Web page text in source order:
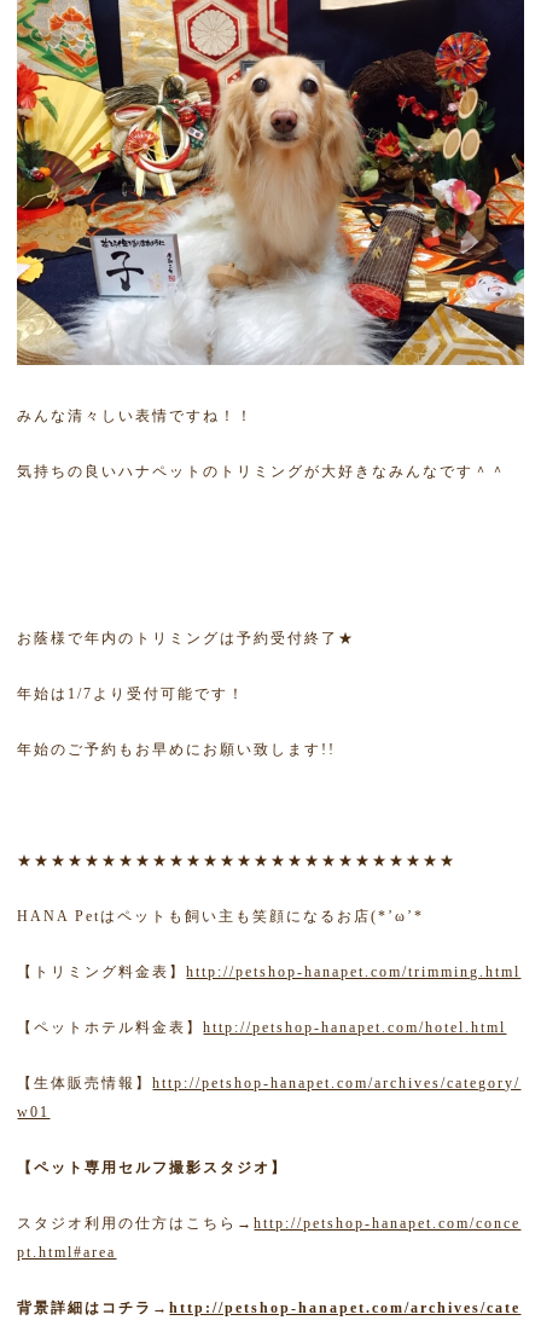
みんな清々しい表情ですね！！
気持ちの良いハナペットのトリミングが大好きなみんなです＾＾
お蔭様で年内のトリミングは予約受付終了★
年始は1/7より受付可能です！
年始のご予約もお早めにお願い致します!!
★★★★★★★★★★★★★★★★★★★★★★★★★★
HANA Petはペットも飼い主も笑顔になるお店(*’ω’*
【トリミング料金表】http://petshop-hanapet.com/trimming.html
【ペットホテル料金表】http://petshop-hanapet.com/hotel.html
【生体販売情報】http://petshop-hanapet.com/archives/category/
w01
【ペット専用セルフ撮影スタジオ】
スタジオ利用の仕方はこちら→http://petshop-hanapet.com/conce
pt.html#area
背景詳細はコチラ→http://petshop-hanapet.com/archives/cate